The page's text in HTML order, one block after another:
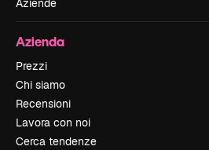
Aziende
Azienda
Prezzi
Chi siamo
Recensioni
Lavora con noi
Cerca tendenze